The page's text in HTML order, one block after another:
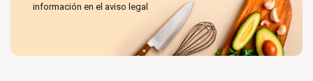
información en el aviso legal